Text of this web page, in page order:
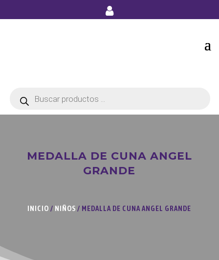
productos
MEDALLA DE CUNA ANGEL
GRANDE
INICIO / NIÑOS / MEDALLA DE CUNA ANGEL GRANDE